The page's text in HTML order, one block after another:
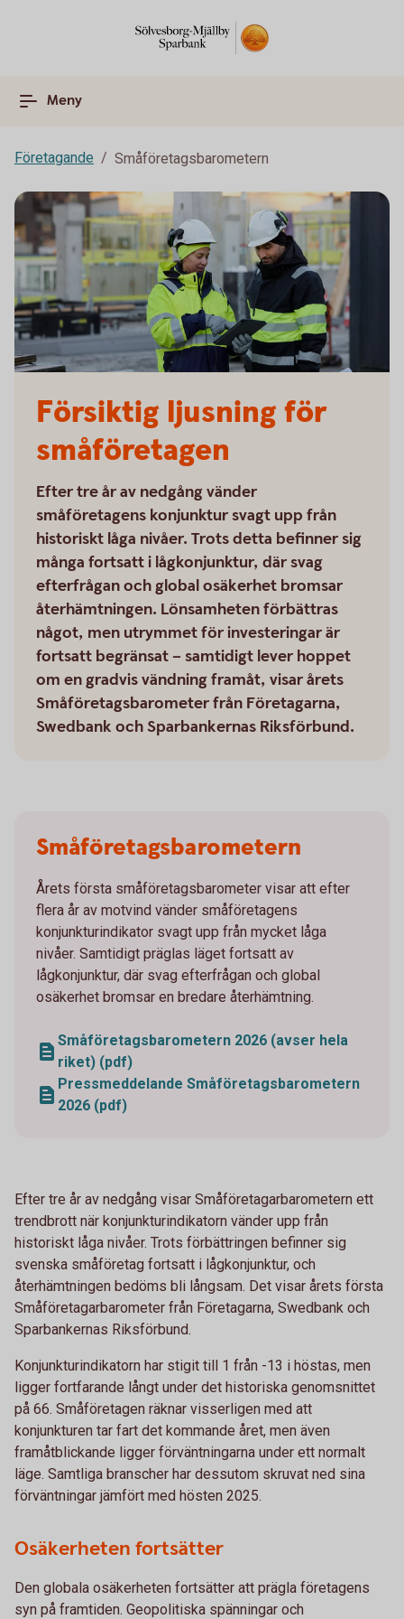
Meny
Företagande Småföretagsbarometern
Försiktig ljusning för
småföretagen
Efter tre år av nedgång vänder
småföretagens konjunktur svagt upp från
historiskt låga nivåer. Trots detta befinner sig
många fortsatt i lågkonjunktur, där svag
efterfrågan och global osäkerhet bromsar
återhämtningen. Lönsamheten förbättras
något, men utrymmet för investeringar är
fortsatt begränsat – samtidigt lever hoppet
om en gradvis vändning framåt, visar årets
Småföretagsbarometer från Företagarna,
Swedbank och Sparbankernas Riksförbund.
Småföretagsbarometern
Årets första småföretagsbarometer visar att efter
flera år av motvind vänder småföretagens
konjunkturindikator svagt upp från mycket låga
nivåer. Samtidigt präglas läget fortsatt av
lågkonjunktur, där svag efterfrågan och global
osäkerhet bromsar en bredare återhämtning.
Småföretagsbarometern 2026 (avser hela
riket) (pdf)
Pressmeddelande Småföretagsbarometern
2026 (pdf)
Efter tre år av nedgång visar Småföretagarbarometern ett
trendbrott när konjunkturindikatorn vänder upp från
historiskt låga nivåer. Trots förbättringen befinner sig
svenska småföretag fortsatt i lågkonjunktur, och
återhämtningen bedöms bli långsam. Det visar årets första
Småföretagarbarometer från Företagarna, Swedbank och
Sparbankernas Riksförbund.
Konjunkturindikatorn har stigit till 1 från -13 i höstas, men
ligger fortfarande långt under det historiska genomsnittet
på 66. Småföretagen räknar visserligen med att
konjunkturen tar fart det kommande året, men även
framåtblickande ligger förväntningarna under ett normalt
läge. Samtliga branscher har dessutom skruvat ned sina
förväntningar jämfört med hösten 2025.
Osäkerheten fortsätter
Den globala osäkerheten fortsätter att prägla företagens
syn på framtiden. Geopolitiska spänningar och